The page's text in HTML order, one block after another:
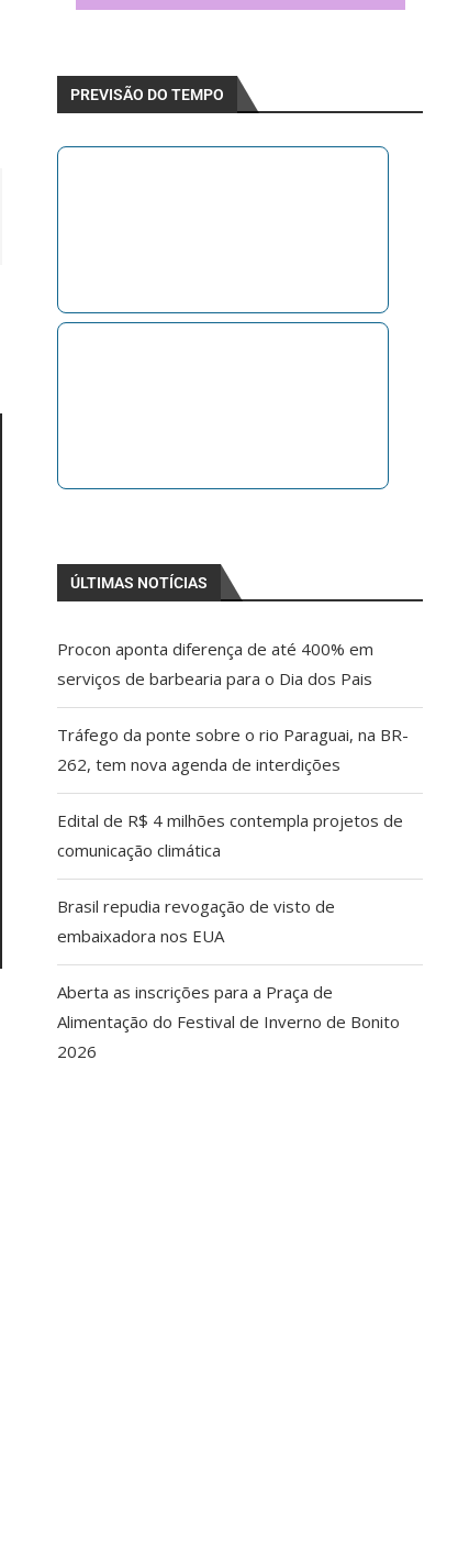
PREVISÃO DO TEMPO
ÚLTIMAS NOTÍCIAS
Procon aponta diferença de até 400% em
serviços de barbearia para o Dia dos Pais
Tráfego da ponte sobre o rio Paraguai, na BR-
262, tem nova agenda de interdições
Edital de R$ 4 milhões contempla projetos de
comunicação climática
Brasil repudia revogação de visto de
embaixadora nos EUA
Aberta as inscrições para a Praça de
Alimentação do Festival de Inverno de Bonito
2026